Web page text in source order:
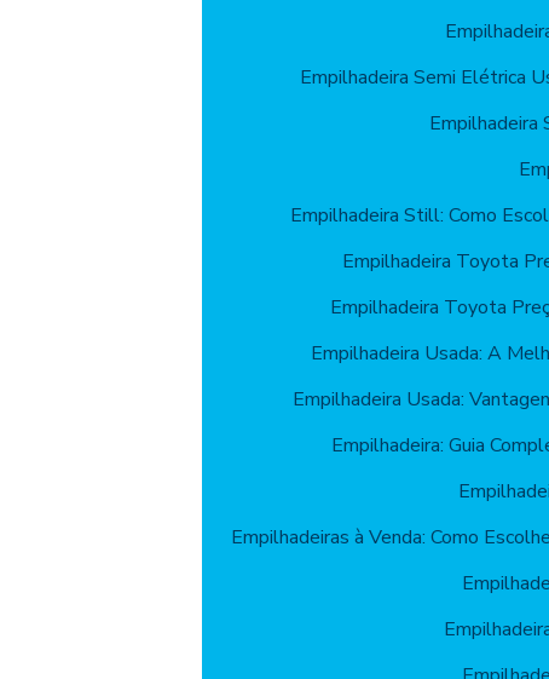
Empilhadeira Semi Elétrica
Empilhadeira
Empilhadeira Still: Como
Empilhadeira Toyota
Empilhadeira Toyota
Empilhadeira Usada: A
Empilhadeira Usada:
Empilhadeira: Guia
Empilhadeiras à Venda: Como